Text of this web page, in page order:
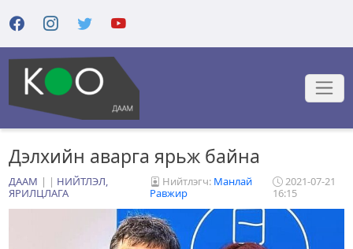
Дэлхийн аварга ярьж байна
ДААМ | НИЙТЛЭЛ,
ЯРИЛЦЛАГА
Нийтлэгч: Манлай
Равжир
2021-07-21
16:15